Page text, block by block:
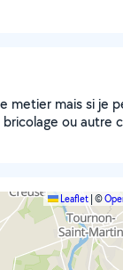
metier mais si je
ou autre
Leaflet ©